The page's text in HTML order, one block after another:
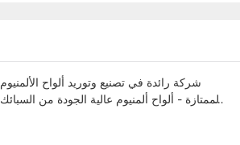
شركة رائدة في تصنيع وتوريد ألواح الألمنيوم
الممتازة - ألواح ألمنيوم عالية الجودة من السبائك